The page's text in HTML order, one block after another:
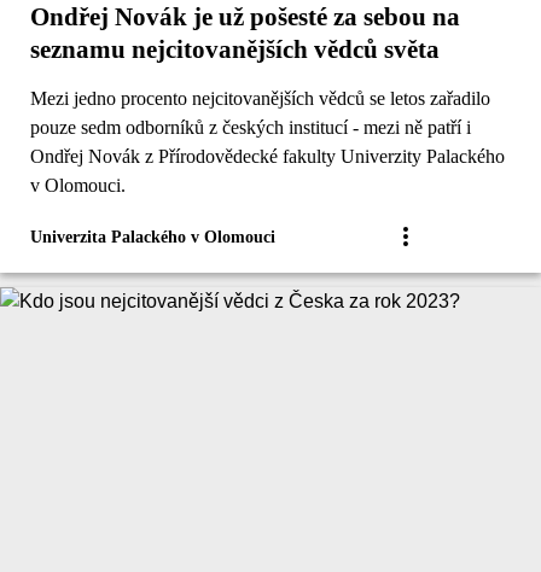
Ondřej Novák je už pošesté za sebou na
seznamu nejcitovanějších vědců světa
Mezi jedno procento nejcitovanějších vědců se letos zařadilo
pouze sedm odborníků z českých institucí - mezi ně patří i
Ondřej Novák z Přírodovědecké fakulty Univerzity Palackého
v Olomouci.
Univerzita Palackého v Olomouci